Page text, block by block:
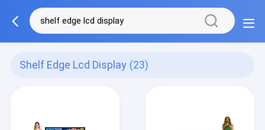
Shelf Edge Lcd Display (23)